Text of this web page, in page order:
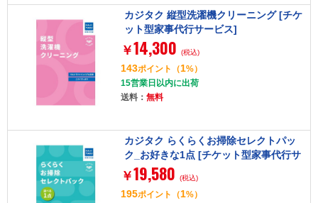
カジタク 縦型洗濯機クリーニング [チケ
ット型家事代行サービス]
￥14,300 (税込)
143ポイント （1%）
15営業日以内に出荷
送料： 無料
カジタク らくらくお掃除セレクトパッ
ク_お好きな1点 [チケット型家事代行サ
ービス]
￥19,580 (税込)
195ポイント （1%）